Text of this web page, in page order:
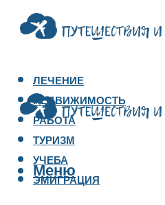
ЛЕЧЕНИЕ
НЕДВИЖИМОСТЬ
РАБОТА
ТУРИЗМ
УЧЕБА
ЭМИГРАЦИЯ
Меню